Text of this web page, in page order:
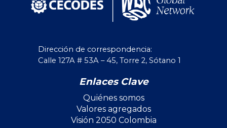
Dirección de correspondencia:
Calle 127A # 53A – 45, Torre 2, Sótano 1
Enlaces Clave
Quiénes somos
Valores agregados
Visión 2050 Colombia